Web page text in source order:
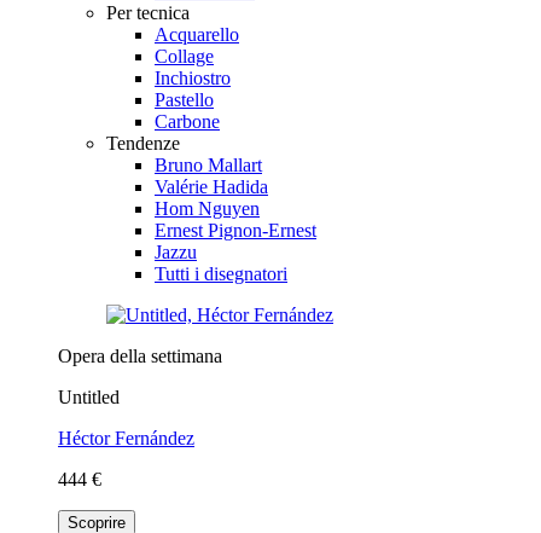
Per tecnica
Acquarello
Collage
Inchiostro
Pastello
Carbone
Tendenze
Bruno Mallart
Valérie Hadida
Hom Nguyen
Ernest Pignon-Ernest
Jazzu
Tutti i disegnatori
Opera della settimana
Untitled
Héctor Fernández
444 €
Scoprire